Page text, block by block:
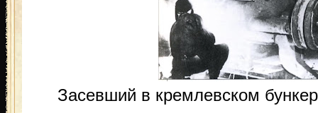
Засевший в кремлевском